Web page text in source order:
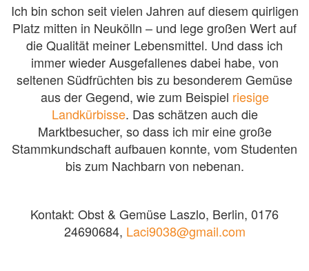
Ich bin schon seit vielen Jahren auf diesem quirligen
Platz mitten in Neukölln – und lege großen Wert auf
die Qualität meiner Lebensmittel. Und dass ich
immer wieder Ausgefallenes dabei habe, von
seltenen Südfrüchten bis zu besonderem Gemüse
aus der Gegend, wie zum Beispiel riesige
Landkürbisse. Das schätzen auch die
Marktbesucher, so dass ich mir eine große
Stammkundschaft aufbauen konnte, vom Studenten
bis zum Nachbarn von nebenan.
Kontakt: Obst & Gemüse Laszlo, Berlin, 0176
24690684, Laci9038@gmail.com